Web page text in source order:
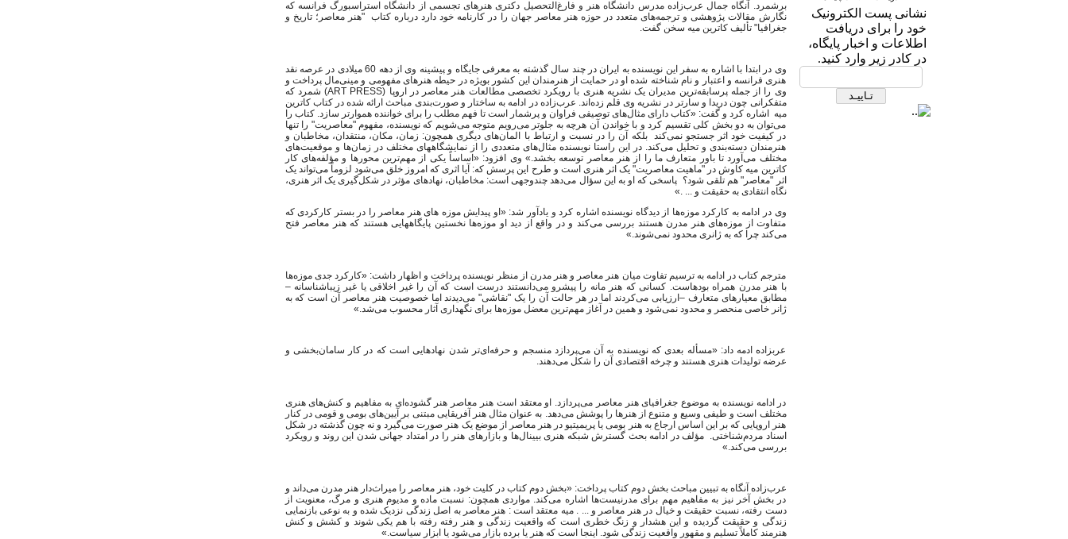
نشانی پست الکترونیک
خود را برای دریافت
اطلاعات و اخبار پایگاه،
در کادر زیر وارد کنید.
برشمرد. آنگاه جمال عرب‌زاده مدرس دانشگاه هنر و فارغ‌التحصیل دکتری هنرهای تجسمی از دانشگاه استراسبورگ فرانسه که
نگارش مقالات پژوهشی و ترجمه‌های متعدد در حوزه هنر معاصر جهان را در کارنامه خود دارد درباره کتاب "هنر معاصر؛ تاریخ و
جغرافیا" تألیف کاترین میه سخن گفت.
وی در ابتدا با اشاره به سفر این نویسنده به ایران در چند سال گذشته به معرفی جایگاه و پیشینه وی از دهه 60 میلادی در عرصه نقد
هنری فرانسه و اعتبار و نام شناخته شده او در حمایت از هنرمندان این کشور بویژه در حیطه هنرهای مفهومی و مینی‌مال پرداخت و
وی را از جمله پرسابقه‌ترین مدیران یک نشریه هنری با رویکرد تخصصی مطالعات هنر معاصر در اروپا (ART PRESS) شمرد که
متفکرانی چون دریدا و سارتر در نشریه وی قلم زده‌اند. عرب‌زاده در ادامه به ساختار و صورت‌بندی مباحث ارائه شده در کتاب کاترین
میه اشاره کرد و گفت: «کتاب دارای مثال‌های توصیفی فراوان و پرشمار است تا فهم مطلب را برای خواننده هموارتر سازد. کتاب را
می‌توان به دو بخش کلی تقسیم کرد و با خواندن آن هرچه به جلوتر می‌رویم متوجه می‌شویم که نویسنده، مفهوم "معاصریت" را تنها
در کیفیت خود اثر جستجو نمی‌کند بلکه آن را در نسبت و ارتباط با المان‌های دیگری همچون: زمان، مکان، منتقدان، مخاطبان و
هنرمندان دسته‌بندی و تحلیل می‌کند. در این راستا نویسنده مثال‌های متعددی را از نمایشگاههای مختلف در زمان‌ها و موقعیت‌های
مختلف می‌آورد تا باور متعارف ما را از هنر معاصر توسعه بخشد.» وی افزود: «اساساً یکی از مهم‌ترین محورها و مؤلفه‌های کار
کاترین میه کاوش در "ماهیت معاصریت" یک اثر هنری است و طرح این پرسش که: آیا اثری که امروز خلق می‌شود لزوماً می‌تواند یک
اثر "معاصر" هم تلقی شود؟ پاسخی که او به این سؤال می‌دهد چندوجهی است: مخاطبان، نهادهای مؤثر در شکل‌گیری یک اثر هنری،
نگاه انتقادی به حقیقت و ... .»
وی در ادامه به کارکرد موزه‌ها از دیدگاه نویسنده اشاره کرد و یادآور شد: «او پیدایش موزه های هنر معاصر را در بستر کارکردی که
متفاوت از موزه‌های هنر مدرن هستند بررسی می‌کند و در واقع از دید او موزه‌ها نخستین پایگاههایی هستند که هنر معاصر فتح
می‌کند چرا که به ژانری محدود نمی‌شوند.»
مترجم کتاب در ادامه به ترسیم تفاوت میان هنر معاصر و هنر مدرن از منظر نویسنده پرداخت و اظهار داشت: «کارکرد جدی موزه‌ها
با هنر مدرن همراه بودهاست. کسانی که هنر مانه را پیشرو می‌دانستند درست است که آن را غیر اخلاقی یا غیر زیباشناسانه –
مطابق معیارهای متعارف –ارزیابی می‌کردند اما در هر حالت آن را یک "نقاشی" می‌دیدند اما خصوصیت هنر معاصر آن است که به
ژانر خاصی منحصر و محدود نمی‌شود و همین در آغاز مهم‌ترین معضل موزه‌ها برای نگهداری آثار محسوب می‌شد.»
عربزاده ادمه داد: «مسأله بعدی که نویسنده به آن می‌پردازد منسجم و حرفه‌ای‌تر شدن نهادهایی است که در کار سامان‌بخشی و
عرضه تولیدات هنری هستند و چرخه اقتصادی آن را شکل می‌دهند.
در ادامه نویسنده به موضوع جغرافیای هنر معاصر می‌پردازد. او معتقد است هنر معاصر هنر گشوده‌ای به مفاهیم و کنش‌های هنری
مختلف است و طیفی وسیع و متنوع از هنرها را پوشش می‌دهد. به عنوان مثال هنر آفریقایی مبتنی بر آیین‌های بومی و قومی در کنار
هنر اروپایی که بر این اساس ارجاع به هنر بومی یا پریمیتیو در هنر معاصر از موضع یک هنر صورت می‌گیرد و نه چون گذشته در شکل
اسناد مردم‌شناختی. مؤلف در ادامه بحث گسترش شبکه هنری بیینال‌ها و بازارهای هنر را در امتداد جهانی شدن این روند و رویکرد
بررسی می‌کند.»
عرب‌زاده آنگاه به تبیین مباحث بخش دوم کتاب پرداخت: «بخش دوم کتاب در کلیت خود، هنر معاصر را میراث‌دار هنر مدرن می‌داند و
در بخش آخر نیز به مفاهیم مهم برای مدرنیست‌ها اشاره می‌کند. مواردی همچون: نسبت ماده و مدیوم هنری و مرگ، معنویت از
دست رفته، نسبت حقیقت و خیال در هنر معاصر و ... . میه معتقد است : هنر معاصر به اصل زندگی نزدیک شده و به نوعی بازنمایی
زندگی و حقیقت گردیده و این هشدار و زنگ خطری است که واقعیت زندگی و هنر رفته رفته با هم یکی شوند و کشش و کنش
هنرمند کاملاً تسلیم و مقهور واقعیت زندگی شود. اینجا است که هنر یا برده بازار می‌شود یا ابزار سیاست.»